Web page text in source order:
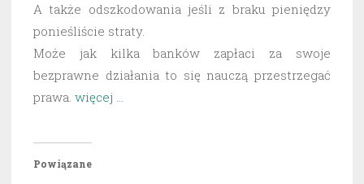
A także odszkodowania jeśli z braku pieniędzy
ponieśliście straty.
Może jak kilka banków zapłaci za swoje
bezprawne działania to się nauczą przestrzegać
prawa. więcej …
Powiązane